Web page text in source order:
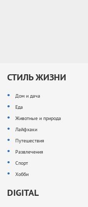
СТИЛЬ ЖИЗНИ
Дом и дача
Еда
Животные и природа
Лайфхаки
Путешествия
Развлечения
Спорт
Хобби
DIGITAL